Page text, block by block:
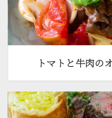
トマトと牛肉の